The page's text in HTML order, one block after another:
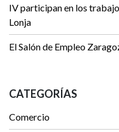
IV participan en los
Lonja
El Salón de Empleo
CATEGORÍAS
Comercio